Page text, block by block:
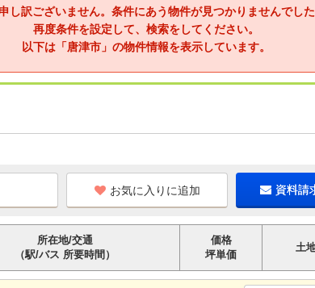
し訳ございません。条件にあう物件が見つかりませんでした
再度条件を設定して、検索をしてください。
以下は「唐津市」の物件情報を表示しています。
お気に入りに追加 資料請
所在地/交通
（駅/バス 所要時間）
価格
坪単価
土